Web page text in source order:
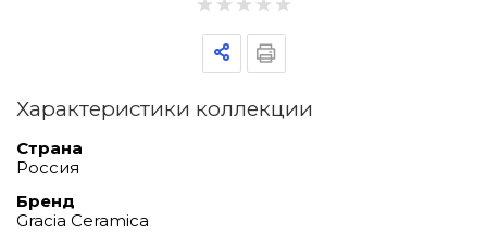
Характеристики коллекции
Страна
Россия
Бренд
Gracia Ceramica